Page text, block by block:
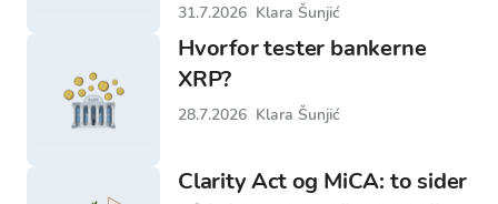
31.7.2026 Klara Šunjić
Hvorfor tester bankerne
XRP?
28.7.2026 Klara Šunjić
Clarity Act og MiCA: to sider